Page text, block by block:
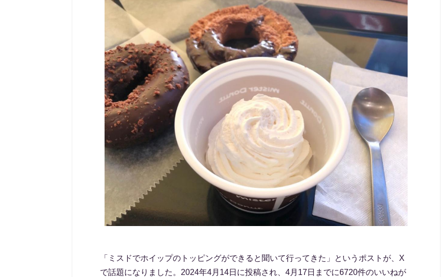
「ミスドでホイップのトッピングができると聞いて行ってきた」というポストが、X
で話題になりました。2024年4月14日に投稿され、4月17日までに6720件のいいねが